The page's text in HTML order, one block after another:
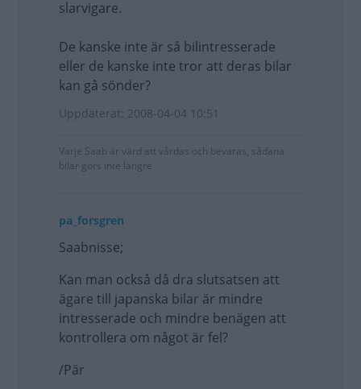
slarvigare.
De kanske inte är så bilintresserade
eller de kanske inte tror att deras bilar
kan gå sönder?
Uppdaterat: 2008-04-04 10:51
Varje Saab är värd att vårdas och bevaras, sådana
bilar görs inte längre
pa_forsgren
Saabnisse;
Kan man också då dra slutsatsen att
ägare till japanska bilar är mindre
intresserade och mindre benägen att
kontrollera om något är fel?
/Pär